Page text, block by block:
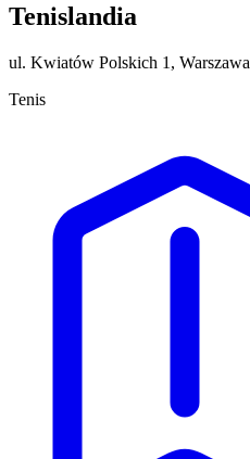
Tenislandia
ul. Kwiatów Polskich 1, Warszawa
Tenis